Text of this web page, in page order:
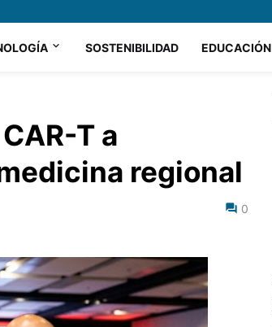
SOSTENIBILIDAD EDUCACIÓN
T a
regional
0